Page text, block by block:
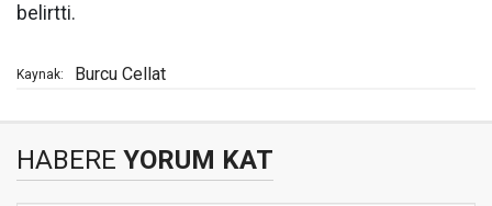
belirtti.
Kaynak: Burcu Cellat
HABERE YORUM KAT